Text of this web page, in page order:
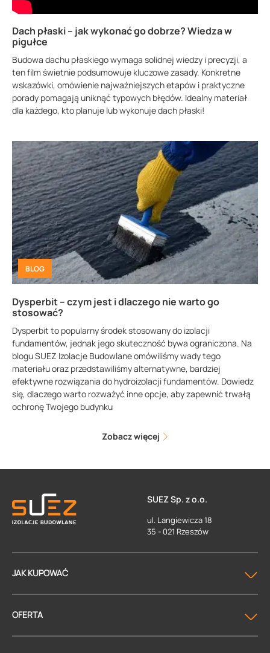
Dach płaski – jak wykonać go dobrze? Wiedza w
pigułce
Budowa dachu płaskiego wymaga solidnej wiedzy i precyzji, a
ten film świetnie podsumowuje kluczowe zasady. Konkretne
wskazówki, omówienie najważniejszych etapów i praktyczne
porady pomagają uniknąć typowych błędów. Idealny materiał
dla każdego, kto planuje lub wykonuje dach płaski!
BLOG
Dysperbit – czym jest i dlaczego nie warto go
stosować?
Dysperbit to popularny środek stosowany do izolacji
fundamentów, jednak jego skuteczność bywa ograniczona. Na
blogu SUEZ Izolacje Budowlane omówiliśmy wady tego
materiału oraz przedstawiliśmy alternatywne, bardziej
efektywne rozwiązania do hydroizolacji fundamentów. Dowiedz
się, dlaczego warto rozważyć inne opcje, aby zapewnić trwałą
ochronę Twojego budynku
Zobacz więcej
SUEZ Sp. z o.o.
ul. Langiewicza 18
35 - 021 Rzeszów
JAK KUPOWAĆ
OFERTA